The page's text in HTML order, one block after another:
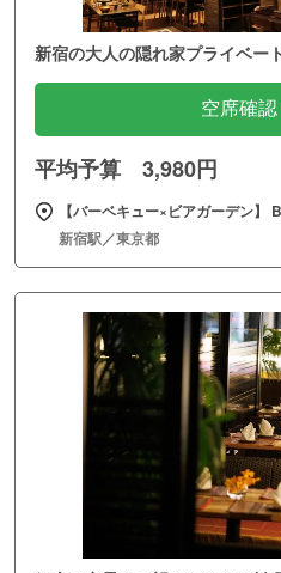
新宿の大人の隠れ家プライベー
空席確
平均予算 3,980円
【バーベキュー×ビアガーデン】
新宿駅／東京都